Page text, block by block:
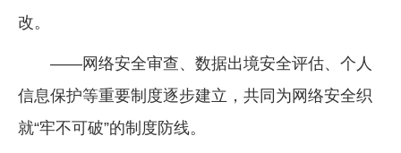
改。
——网络安全审查、数据出境安全评估、个人
信息保护等重要制度逐步建立，共同为网络安全织
就“牢不可破”的制度防线。